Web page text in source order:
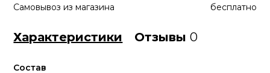
Самовывоз из магазина
бесплатно
Характеристики Отзывы0
Состав